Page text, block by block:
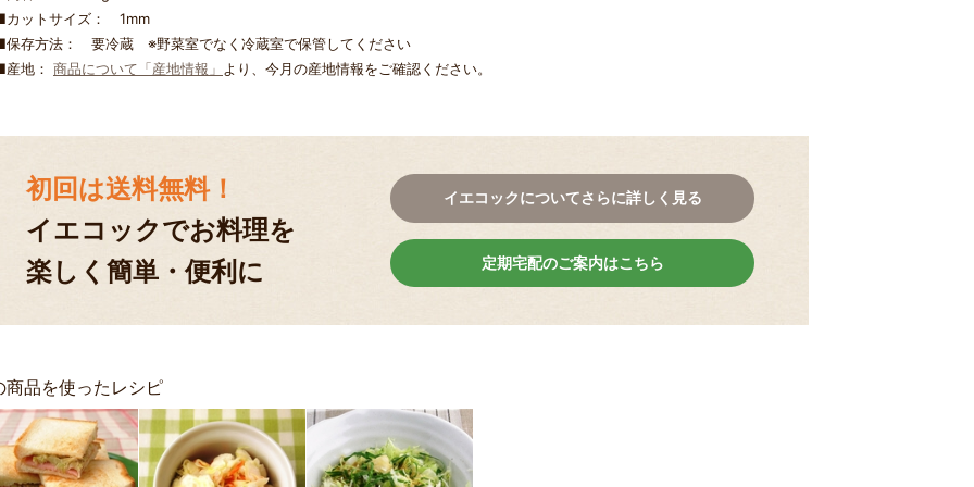
ットサイズ： 1mm
存方法： 要冷蔵 ※野菜室でなく冷蔵室で保管してください
地： 商品について「産地情報」 より、今月の産地情報をご確認ください。
初回は送料無料！
イエコックでお料理を
楽しく簡単・便利に
イエコックについてさらに詳しく見る
定期宅配のご案内はこちら
商品を使ったレシピ